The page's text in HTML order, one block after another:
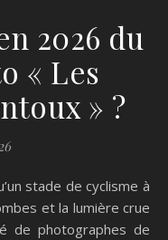
2026 du
« Les
» ?
et la lumière crue
de photographes de